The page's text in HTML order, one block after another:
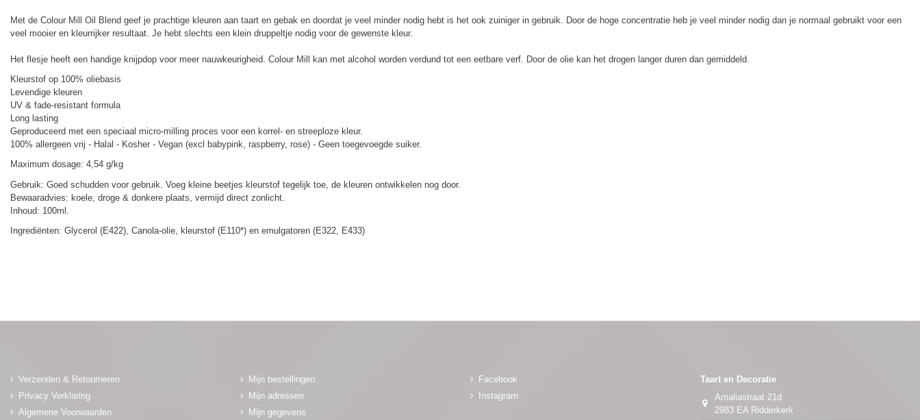
Met de Colour Mill Oil Blend geef je prachtige kleuren aan taart en gebak en doordat je veel minder nodig hebt is het ook zuiniger in gebruik. Door de hoge concentratie heb je veel minder nodig dan je normaal gebruikt voor een
veel mooier en kleurrijker resultaat. Je hebt slechts een klein druppeltje nodig voor de gewenste kleur.
Het flesje heeft een handige knijpdop voor meer nauwkeurigheid. Colour Mill kan met alcohol worden verdund tot een eetbare verf. Door de olie kan het drogen langer duren dan gemiddeld.
Kleurstof op 100% oliebasis
Levendige kleuren
UV & fade-resistant formula
Long lasting
Geproduceerd met een speciaal micro-milling proces voor een korrel- en streeploze kleur.
100% allergeen vrij - Halal - Kosher - Vegan (excl babypink, raspberry, rose) - Geen toegevoegde suiker.
Maximum dosage: 4,54 g/kg
Gebruik: Goed schudden voor gebruik. Voeg kleine beetjes kleurstof tegelijk toe, de kleuren ontwikkelen nog door.
Bewaaradvies: koele, droge & donkere plaats, vermijd direct zonlicht.
Inhoud: 100ml.
Ingrediënten: Glycerol (E422), Canola-olie, kleurstof (E110*) en emulgatoren (E322, E433)
Verzenden & Retourneren
Privacy Verklaring
Algemene Voorwaarden
Mijn bestellingen
Mijn adressen
Mijn gegevens
Facebook
Instagram
Taart en Decoratie
Amaliastraat 21d
2983 EA Ridderkerk